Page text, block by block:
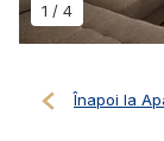
1 / 4
Înapoi la